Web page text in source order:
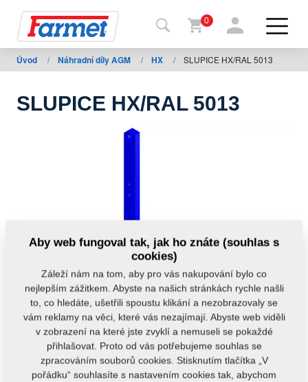
Zpět
na
stažení
0
Úvod / Náhradní díly AGM / HX / SLUPICE HX/RAL 5013
SLUPICE HX/RAL 5013
Aby web fungoval tak, jak ho znáte (souhlas s
cookies)
Záleží nám na tom, aby pro vás nakupování bylo co
nejlepším zážitkem. Abyste na našich stránkách rychle našli
to, co hledáte, ušetřili spoustu klikání a nezobrazovaly se
vám reklamy na věci, které vás nezajímají. Abyste web viděli
v zobrazení na které jste zvyklí a nemuseli se pokaždé
přihlašovat. Proto od vás potřebujeme souhlas se
zpracováním souborů cookies. Stisknutím tlačítka „V
pořádku“ souhlasíte s nastavením cookies tak, abychom